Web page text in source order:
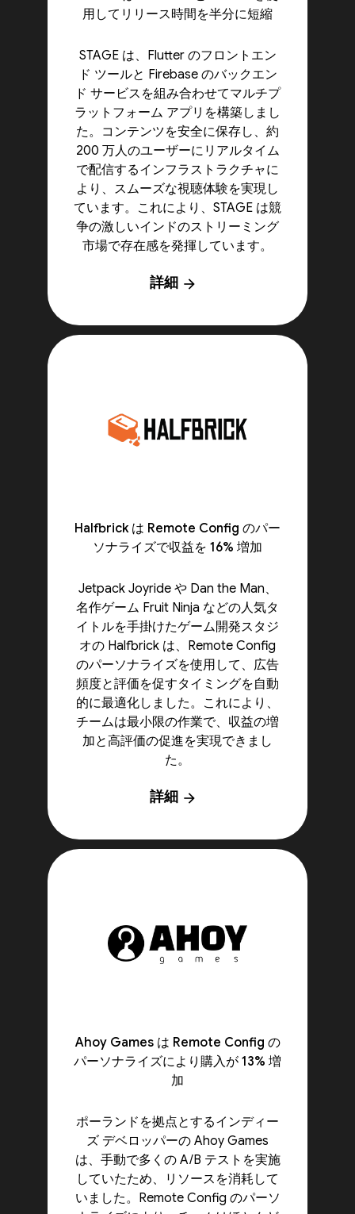
用してリリース時間を半分に短縮
STAGE は、Flutter のフロントエン
ド ツールと Firebase のバックエン
ド サービスを組み合わせてマルチプ
ラットフォーム アプリを構築しまし
た。コンテンツを安全に保存し、約
200 万人のユーザーにリアルタイム
で配信するインフラストラクチャに
より、スムーズな視聴体験を実現し
ています。これにより、STAGE は競
争の激しいインドのストリーミング
市場で存在感を発揮しています。
詳細 arrow_forward
Halfbrick は Remote Config のパー
ソナライズで収益を 16% 増加
Jetpack Joyride や Dan the Man、
名作ゲーム Fruit Ninja などの人気タ
イトルを手掛けたゲーム開発スタジ
オの Halfbrick は、Remote Config
のパーソナライズを使用して、広告
頻度と評価を促すタイミングを自動
的に最適化しました。これにより、
チームは最小限の作業で、収益の増
加と高評価の促進を実現できまし
た。
詳細 arrow_forward
Ahoy Games は Remote Config の
パーソナライズにより購入が 13% 増
加
ポーランドを拠点とするインディー
ズ デベロッパーの Ahoy Games
は、手動で多くの A/B テストを実施
していたため、リソースを消耗して
いました。Remote Config のパーソ